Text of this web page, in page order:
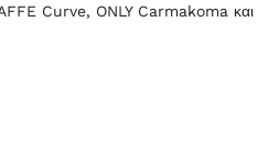
Curve, ONLY Carmakoma και